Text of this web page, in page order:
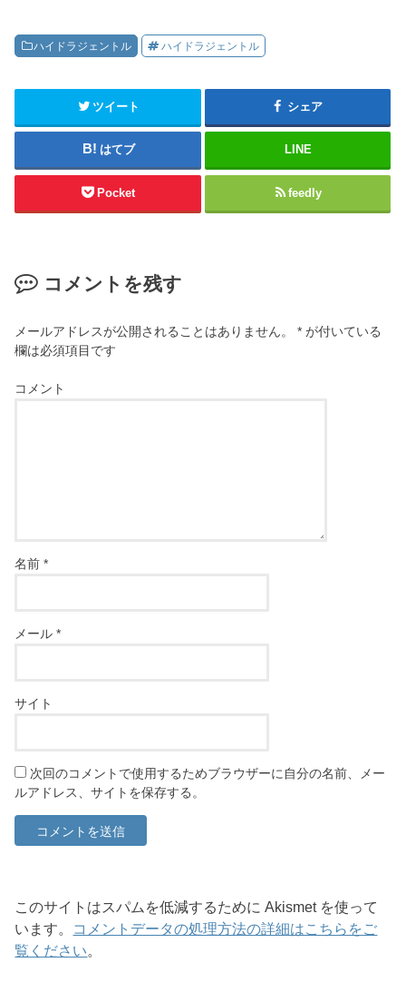
ハイドラジェントル ハイドラジェントル
ツイート シェア
はてブ LINE
Pocket feedly
コメントを残す
メールアドレスが公開されることはありません。 * が付いている
欄は必須項目です
コメント
名前*
メール*
サイト
次回のコメントで使用するためブラウザーに自分の名前、メー
ルアドレス、サイトを保存する。
このサイトはスパムを低減するために Akismet を使って
います。 コメントデータの処理方法の詳細はこちらをご
覧ください。